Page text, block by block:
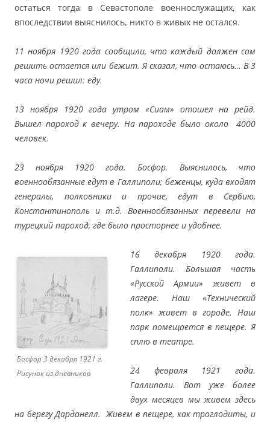
остаться тогда в Севастополе военнослужащих, как
впоследствии выяснилось, никто в живых не остался.
11 ноября 1920 года сообщили, что каждый должен сам
решить остается или бежит. Я сказал, что остаюсь… В 3
часа ночи решил: еду.
13 ноября 1920 года утром «Сиам» отошел на рейд.
Вышел пароход к вечеру. На пароходе было около 4000
человек.
23 ноября 1920 года. Босфор. Выяснилось, что
военнообязанные едут в Галлиполи; беженцы, куда входят
генералы, полковники и прочие, едут в Сербию,
Константинополь и т.д. Военнообязанных перевели на
турецкий пароход, где было просторнее и удобнее.
Босфор 3 декабря 1921 г.
Рисунок из дневников
16 декабря 1920 года.
Галлиполи. Большая часть
«Русской Армии» живет в
лагере. Наш «Технический
полк» живет в городе. Наш
парк помещается в пещере. Я
сплю в театре.
24 февраля 1921 года.
Галлиполи. Вот уже более
двух месяцев мы живем здесь
на берегу Дарданелл. Живем в пещере, как троглодиты, и